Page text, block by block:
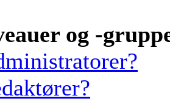
og -